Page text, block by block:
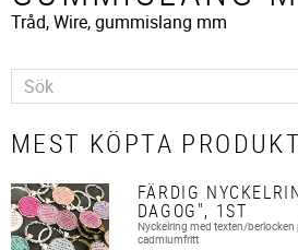
Tråd, Wire, gummislang mm
MEST KÖPTA
FÄRDIG
DAGOG", 1ST
Nyckelring med texten/berlocken
cadmiumfritt